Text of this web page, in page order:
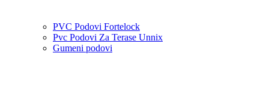
PVC Podovi Fortelock
Pvc Podovi Za Terase Unnix
Gumeni podovi